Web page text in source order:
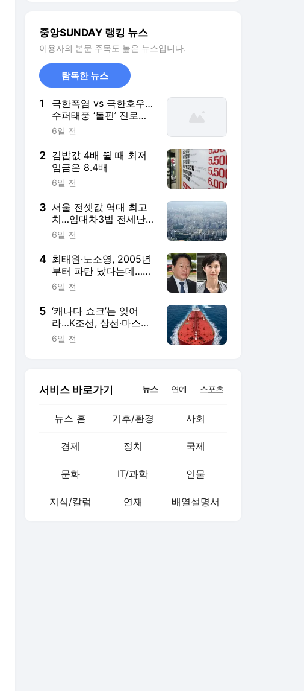
중앙SUNDAY 랭킹 뉴스
이용자의 본문 주목도 높은 뉴스입니다.
탐독한 뉴스
1
극한폭염 vs 극한호우…
수퍼태풍 ‘돌핀’ 진로에
달렸다
6일 전
2 김밥값 4배 뛸 때 최저
임금은 8.4배
6일 전
3 서울 전셋값 역대 최고
치…임대차3법 전세난
때 기록 추월
6일 전
4 최태원·노소영, 2005년
부터 파탄 났다는데…이
혼 확정에 20년 걸린 이
6일 전
5 ‘캐나다 쇼크’는 잊어
라…K조선, 상선·마스가
쌍끌이, 신사업도 순항
6일 전
서비스 바로가기 뉴스 연예 스포츠
뉴스 홈 기후/환경 사회
경제 정치 국제
문화 IT/과학 인물
지식/칼럼 연재 배열설명서